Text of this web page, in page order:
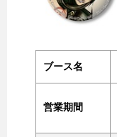
ブース名
営業期間